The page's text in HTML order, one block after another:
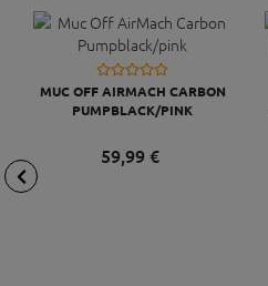
MUC OFF AIRMACH CARBON
PUMPBLACK/PINK
59,99 €